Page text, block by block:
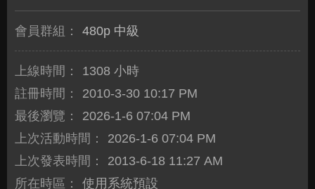
會員群組： 480p 中級
上線時間：
1308 小時
註冊時間：
2010-3-30 10:17 PM
最後瀏覽：
2026-1-6 07:04 PM
上次活動時間：
2026-1-6 07:04 PM
上次發表時間：
2013-6-18 11:27 AM
所在時區：
使用系統預設